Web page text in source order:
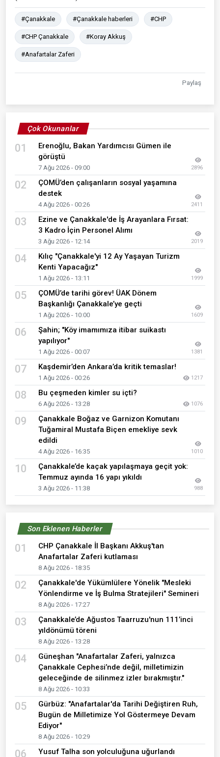
#Çanakkale #Çanakkale haberleri #CHP
#CHP Çanakkale #Koray Akkuş
#Anafartalar Zaferi
Paylaş
Çok Okunanlar
01
Erenoğlu, Bakan Yardımcısı Gümen ile
görüştü
7 Ağu 2026 - 09:00 2896
02
ÇOMÜ’den çalışanların sosyal yaşamına
destek
4 Ağu 2026 - 00:26 2411
03
Ezine ve Çanakkale'de İş Arayanlara Fırsat:
3 Kadro İçin Personel Alımı
3 Ağu 2026 - 12:14 2019
04
Kılıç "Çanakkale'yi 12 Ay Yaşayan Turizm
Kenti Yapacağız"
1 Ağu 2026 - 13:11 1999
05
ÇOMÜ’de tarihi görev! ÜAK Dönem
Başkanlığı Çanakkale’ye geçti
1 Ağu 2026 - 10:00 1609
06
Şahin; "Köy imamımıza itibar suikastı
yapılıyor"
1 Ağu 2026 - 00:07 1381
07 Kaşdemir’den Ankara’da kritik temaslar!
1 Ağu 2026 - 00:26 1217
08 Bu çeşmeden kimler su içti?
6 Ağu 2026 - 13:28 1076
09
Çanakkale Boğaz ve Garnizon Komutanı
Tuğamiral Mustafa Biçen emekliye sevk
edildi
4 Ağu 2026 - 16:35 1010
10
Çanakkale’de kaçak yapılaşmaya geçit yok:
Temmuz ayında 16 yapı yıkıldı
3 Ağu 2026 - 11:38 988
Son Eklenen Haberler
01
CHP Çanakkale İl Başkanı Akkuş'tan
Anafartalar Zaferi kutlaması
8 Ağu 2026 - 18:35
02
Çanakkale'de Yükümlülere Yönelik "Mesleki
Yönlendirme ve İş Bulma Stratejileri" Semineri
8 Ağu 2026 - 17:27
03
Çanakkale’de Ağustos Taarruzu'nun 111’inci
yıldönümü töreni
8 Ağu 2026 - 13:28
04
Güneşhan "Anafartalar Zaferi, yalnızca
Çanakkale Cephesi’nde değil, milletimizin
geleceğinde de silinmez izler bırakmıştır."
8 Ağu 2026 - 10:33
05
Gürbüz: "Anafartalar'da Tarihi Değiştiren Ruh,
Bugün de Milletimize Yol Göstermeye Devam
Ediyor"
8 Ağu 2026 - 10:29
06 Yusuf Talha son yolculuğuna uğurlandı